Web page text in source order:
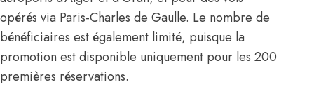
opérés via Paris-Charles de Gaulle. Le nombre de
bénéficiaires est également limité, puisque la
promotion est disponible uniquement pour les 200
premières réservations.